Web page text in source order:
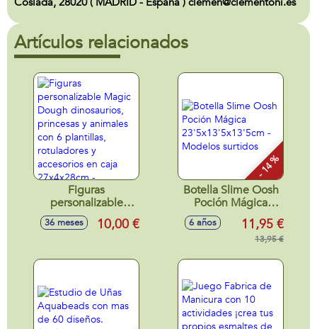
Artículos relacionados
Figuras
personalizable
Magic Dough
dinosaurios,
accesorios en caja
27x4x28cm -
Modelos surtidos
36 meses 10,00 €
- 14 %
Botella Slime Oosh
Poción Mágica
23'5x13'5x13'5cm -
Modelos surtidos
6 años 11,95 €
13,95 €